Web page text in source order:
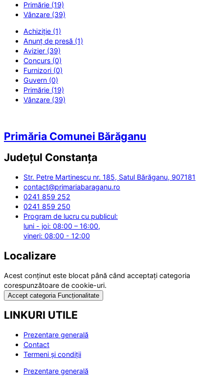
Primărie (19)
Vânzare (39)
Achiziție (1)
Anunț de presă (1)
Avizier (39)
Concurs (0)
Furnizori (0)
Guvern (0)
Primărie (19)
Vânzare (39)
Primăria Comunei Bărăganu
Județul Constanța
Str. Petre Martinescu nr. 185, Satul Bărăganu, 907181
contact@primariabaraganu.ro
0241 859 252
0241 859 250
Program de lucru cu publicul:
luni - joi: 08:00 – 16:00,
vineri: 08:00 - 12:00
Localizare
Acest conținut este blocat până când acceptați categoria
corespunzătoare de cookie-uri.
Accept categoria Funcționalitate
LINKURI UTILE
Prezentare generală
Contact
Termeni și condiții
Prezentare generală